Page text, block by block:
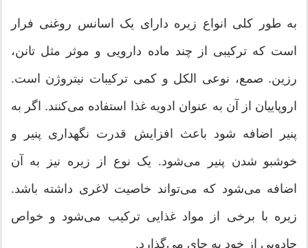
به طور کلی انواع زیره دارای یک اسانس روغنی فرار
است که ترکیبی از چند ماده دارویی و موثر مثل تانن،
رزین. صمع، نوعی الکل و کمی ترکیبات نیتروژن است.
اروپاییان از آن به عنوان ادویه غذا استفاده می‌کنند. اگر به
پنیر اضافه شود باعث افزایش قدرت نگهداری پنیر و
خوشبو شدن پنیر می‌شود. یک نوع از زیره نیز به آن
اضافه می‌شود که می‌تواند خاصیت لاغری داشته باشد.
زیره با برخی از مواد غذایی ترکیب می‌شود و خواص
جادویی از خود به جای می‌گذارد.